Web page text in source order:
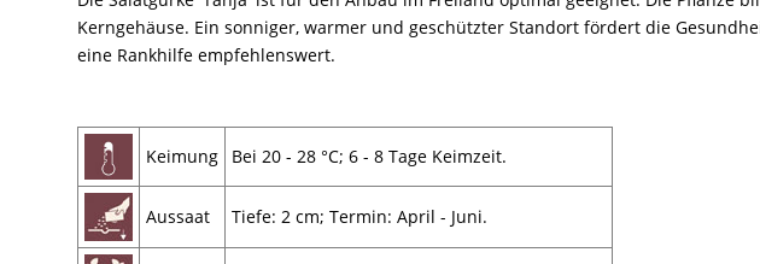
Kerngehäuse. Ein sonniger, warmer und geschützter Standort fördert die
eine Rankhilfe empfehlenswert.
Keimung Bei 20 - 28 °C; 6 - 8 Tage Keimzeit.
Aussaat Tiefe: 2 cm; Termin: April - Juni.